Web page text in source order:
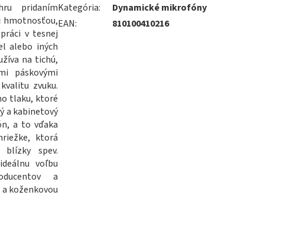
pridaním
hmotnosťou,
v tesnej
alebo iných
na tichú,
páskovými
zvuku.
tlaku, ktoré
a kabinetový
a to vďaka
ktorá
spev.
voľbu
a
koženkovou
Kategória:
Dynamické mikrofóny
EAN: 810100410216